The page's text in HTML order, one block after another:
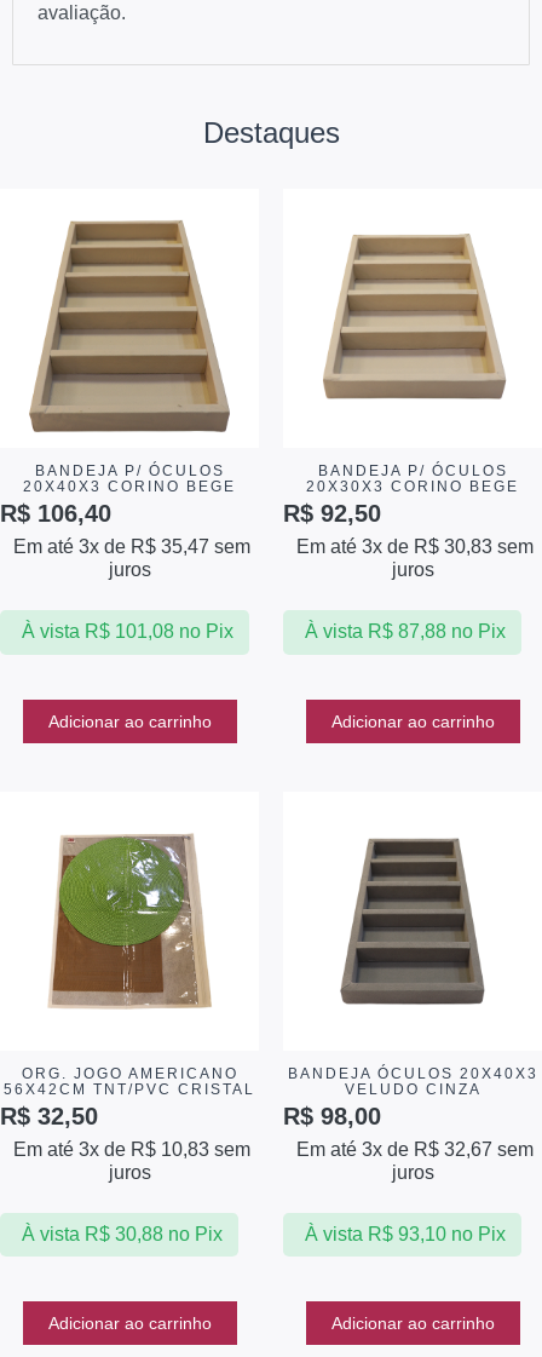
avaliação.
Destaques
BANDEJA P/ ÓCULOS
20X40X3 CORINO BEGE
R$ 106,40
Em até 3x de R$ 35,47 sem
juros
À vista R$101,08 no Pix
Adicionar ao carrinho
BANDEJA P/ ÓCULOS
20X30X3 CORINO BEGE
R$ 92,50
Em até 3x de R$ 30,83 sem
juros
À vista R$87,88 no Pix
Adicionar ao carrinho
ORG. JOGO AMERICANO
56X42CM TNT/PVC CRISTAL
R$ 32,50
Em até 3x de R$ 10,83 sem
juros
À vista R$30,88 no Pix
Adicionar ao carrinho
BANDEJA ÓCULOS 20X40X3
VELUDO CINZA
R$ 98,00
Em até 3x de R$ 32,67 sem
juros
À vista R$93,10 no Pix
Adicionar ao carrinho